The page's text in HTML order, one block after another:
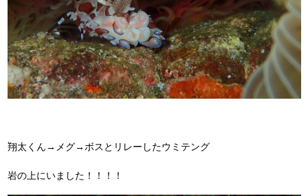
翔太くん→メグ→ボスとリレーしたウミテング
岩の上にいました！！！！